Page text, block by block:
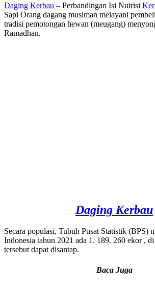
Daging Kerbau – Perbandingan Isi Nutrisi
Sapi Orang dagang musiman melayani
tradisi pemotongan hewan (meugang)
Ramadhan.
Daging Kerbau
Secara populasi, Tubuh Pusat Statistik (BPS)
Indonesia tahun 2021 ada 1. 189. 260 ekor ,
tersebut dapat disantap.
Baca Juga